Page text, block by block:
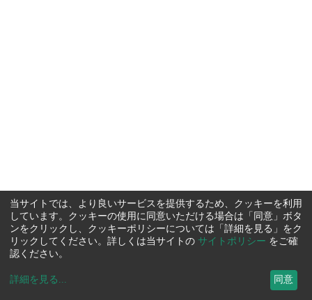
当サイトでは、より良いサービスを提供するため、クッキーを利用
しています。クッキーの使用に同意いただける場合は「同意」ボタ
ンをクリックし、クッキーポリシーについては「詳細を見る」をク
リックしてください。詳しくは当サイトの サイトポリシー をご確
認ください。
詳細を見る ... 同意